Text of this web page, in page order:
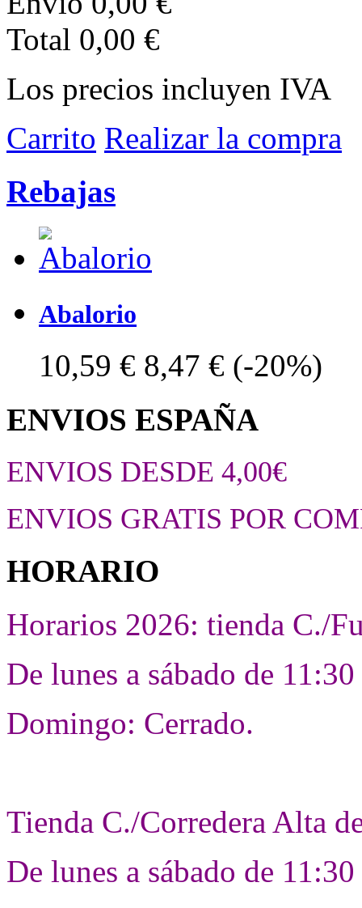
Total 0,00 €
Los precios incluyen IVA
Carrito Realizar la compra
Rebajas
Abalorio
10,59 € 8,47 € (-20%)
ENVIOS ESPAÑA
ENVIOS DESDE 4,00€
ENVIOS GRATIS POR
HORARIO
Horarios 2026: tienda C./
De lunes a sábado de
Domingo: Cerrado.
Tienda C./Corredera Alta
De lunes a sábado de